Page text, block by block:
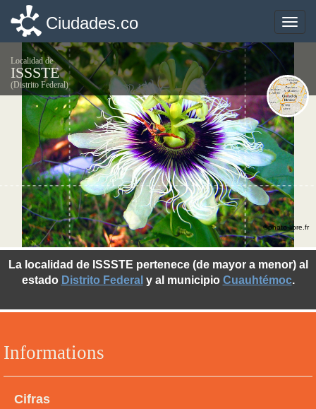
Toggle
Ciudades.co
Localidad de
ISSSTE
(Distrito Federal)
Informations
Cifras
La localidad de ISSSTE pertenece (de mayor a menor) al
estado Distrito Federal y al municipio Cuauhtémoc.
©photo-libre.fr
Toggle
Ciudades.co